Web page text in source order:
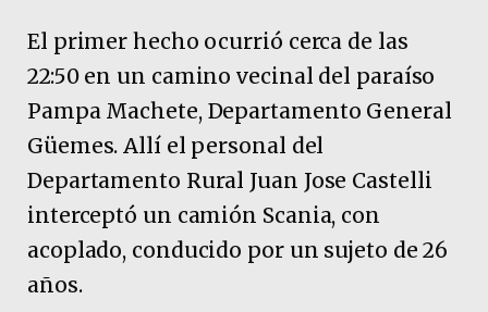
El primer hecho ocurrió cerca de las
22:50 en un camino vecinal del paraíso
Pampa Machete, Departamento General
Güemes. Allí el personal del
Departamento Rural Juan Jose Castelli
interceptó un camión Scania, con
acoplado, conducido por un sujeto de 26
años.